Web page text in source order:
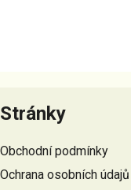
á
p
a
t
í
Stránky
Obchodní podmínky
Ochrana osobních údajů